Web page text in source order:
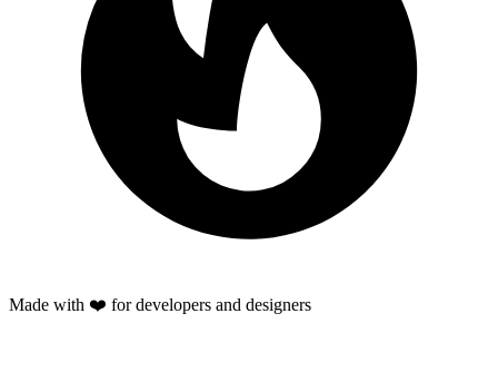
Made with ❤️ for developers and designers